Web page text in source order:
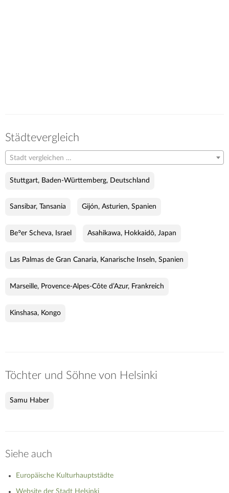
Städtevergleich
Stadt vergleichen …
Stuttgart, Baden-Württemberg, Deutschland
Sansibar, Tansania Gijón, Asturien, Spanien
Beʾer Scheva, Israel Asahikawa, Hokkaidō, Japan
Las Palmas de Gran Canaria, Kanarische Inseln, Spanien
Marseille, Provence-Alpes-Côte d’Azur, Frankreich
Kinshasa, Kongo
Töchter und Söhne von Helsinki
Samu Haber
Siehe auch
Europäische Kulturhauptstädte
Website der Stadt Helsinki